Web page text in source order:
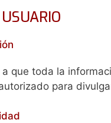
que toda la
para